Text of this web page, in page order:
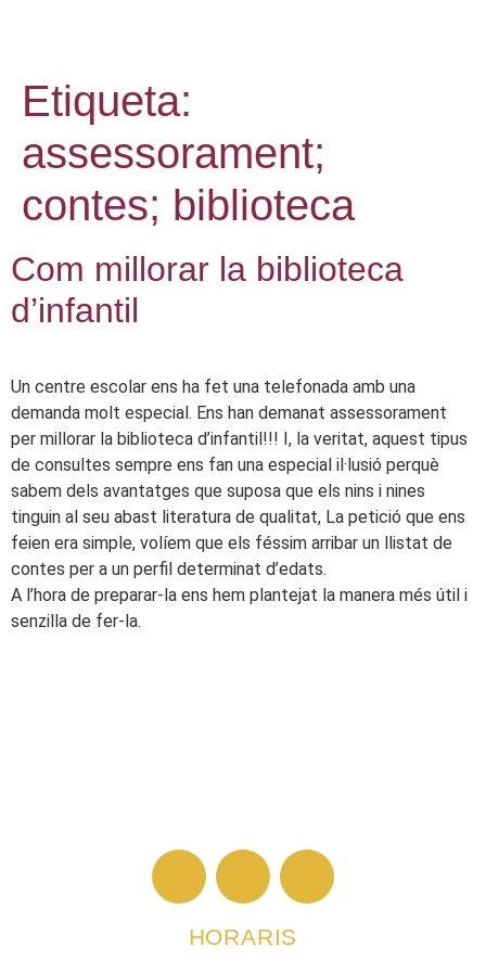
Etiqueta:
assessorament;
contes; biblioteca
Com millorar la biblioteca
d’infantil
Un centre escolar ens ha fet una telefonada amb una
demanda molt especial. Ens han demanat assessorament
per millorar la biblioteca d’infantil!!! I, la veritat, aquest tipus
de consultes sempre ens fan una especial il·lusió perquè
sabem dels avantatges que suposa que els nins i nines
tinguin al seu abast literatura de qualitat, La petició que ens
feien era simple, volíem que els féssim arribar un llistat de
contes per a un perfil determinat d’edats.
A l’hora de preparar-la ens hem plantejat la manera més útil i
senzilla de fer-la.
HORARIS